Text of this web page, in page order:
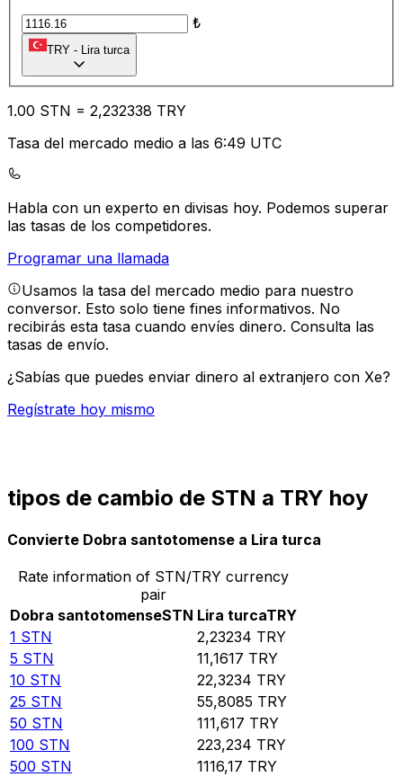
₺
TRY - Lira turca
1.00 STN = 2,232338 TRY
Tasa del mercado medio a las 6:49 UTC
Habla con un experto en divisas hoy. Podemos superar
las tasas de los competidores.
Programar una llamada
Usamos la tasa del mercado medio para nuestro
conversor. Esto solo tiene fines informativos. No
recibirás esta tasa cuando envíes dinero. Consulta las
tasas de envío.
¿Sabías que puedes enviar dinero al extranjero con Xe?
Regístrate hoy mismo
tipos de cambio de STN a TRY hoy
Convierte Dobra santotomense a Lira turca
Rate information of STN/TRY currency
pair
Dobra santotomenseSTN Lira turcaTRY
1 STN 2,23234 TRY
5 STN 11,1617 TRY
10 STN 22,3234 TRY
25 STN 55,8085 TRY
50 STN 111,617 TRY
100 STN 223,234 TRY
500 STN 1116,17 TRY